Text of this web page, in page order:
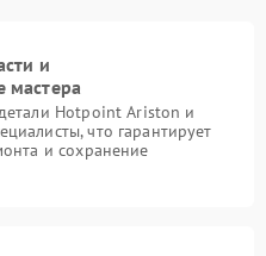
и
мастера
Hotpoint Ariston и
что гарантирует
и сохранение